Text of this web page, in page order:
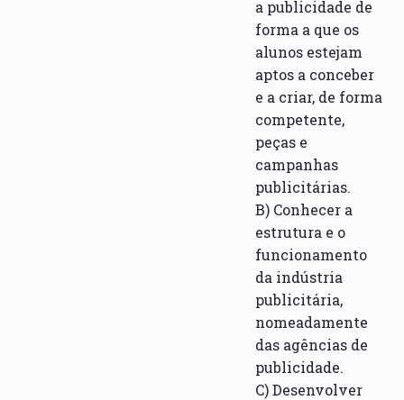
a publicidade de
forma a que os
alunos estejam
aptos a conceber
e a criar, de forma
competente,
peças e
campanhas
publicitárias.
B) Conhecer a
estrutura e o
funcionamento
da indústria
publicitária,
nomeadamente
das agências de
publicidade.
C) Desenvolver